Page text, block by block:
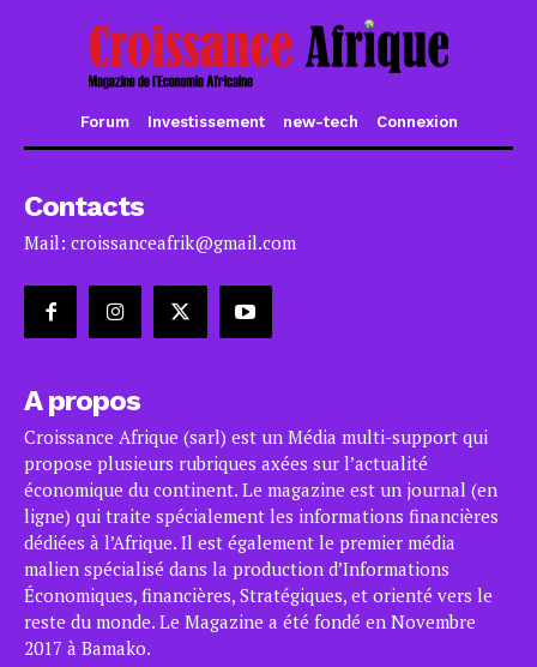
Forum Investissement new-tech Connexion
Contacts
Mail: croissanceafrik@gmail.com
A propos
Croissance Afrique (sarl) est un Média multi-support qui
propose plusieurs rubriques axées sur l’actualité
économique du continent. Le magazine est un journal (en
ligne) qui traite spécialement les informations financières
dédiées à l’Afrique. Il est également le premier média
malien spécialisé dans la production d’Informations
Économiques, financières, Stratégiques, et orienté vers le
reste du monde. Le Magazine a été fondé en Novembre
2017 à Bamako.